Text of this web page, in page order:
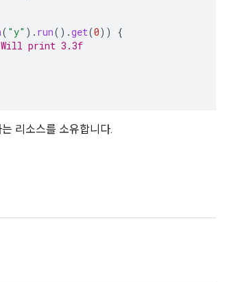
( "y" ). run().get(0))
{
print 3.3f
는 리소스를 소유합니다.